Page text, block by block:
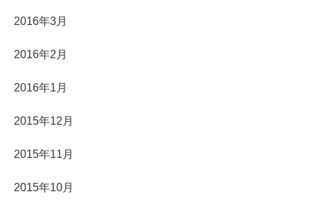
2016年3月
2016年2月
2016年1月
2015年12月
2015年11月
2015年10月